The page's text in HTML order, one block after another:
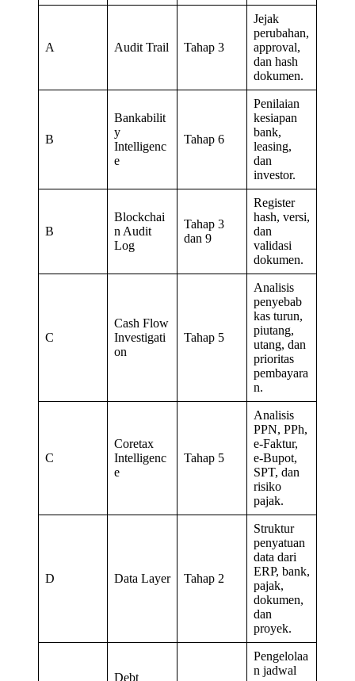
A Audit Trail Tahap 3
Jejak
perubahan,
approval,
dan hash
dokumen.
B
Bankabilit
y
Intelligenc
e
Tahap 6
Penilaian
kesiapan
bank,
leasing,
dan
investor.
B
Blockchai
n Audit
Log
Tahap 3
dan 9
Register
hash, versi,
dan
validasi
dokumen.
C
Cash Flow
Investigati
on
Tahap 5
Analisis
penyebab
kas turun,
piutang,
utang, dan
prioritas
pembayara
n.
C
Coretax
Intelligenc
e
Tahap 5
Analisis
PPN, PPh,
e-Faktur,
e-Bupot,
SPT, dan
risiko
pajak.
D Data Layer Tahap 2
Struktur
penyatuan
data dari
ERP, bank,
pajak,
dokumen,
dan
proyek.
Debt
Pengelolaa
n jadwal